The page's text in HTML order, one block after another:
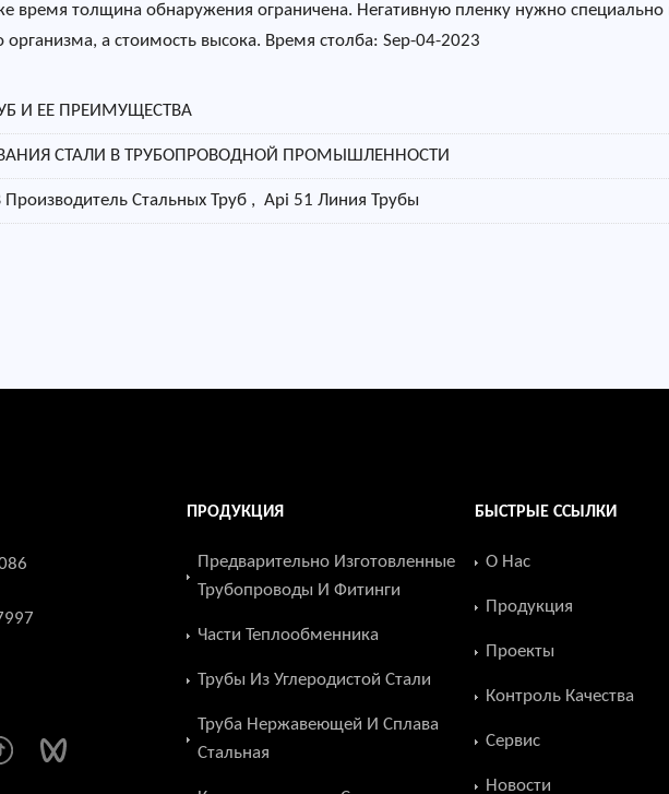
время толщина обнаружения ограничена. Негативную пленку нужно специально
организма, а стоимость высока. Время столба: Sep-04-2023
И ЕЕ ПРЕИМУЩЕСТВА
СТАЛИ В ТРУБОПРОВОДНОЙ ПРОМЫШЛЕННОСТИ
Стальных Труб , Api 51 Линия Трубы
ПРОДУКЦИЯ
Предварительно Изготовленные
Трубопроводы И Фитинги
Части Теплообменника
Трубы Из Углеродистой Стали
Труба Нержавеющей И Сплава
Стальная
БЫСТРЫЕ ССЫЛКИ
О Нас
Продукция
Проекты
Контроль Качества
Сервис
Новости